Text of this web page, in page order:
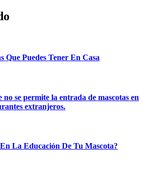
Que Puedes Tener En Casa
no se permite la entrada de mascotas en
extranjeros.
La Educación De Tu Mascota?